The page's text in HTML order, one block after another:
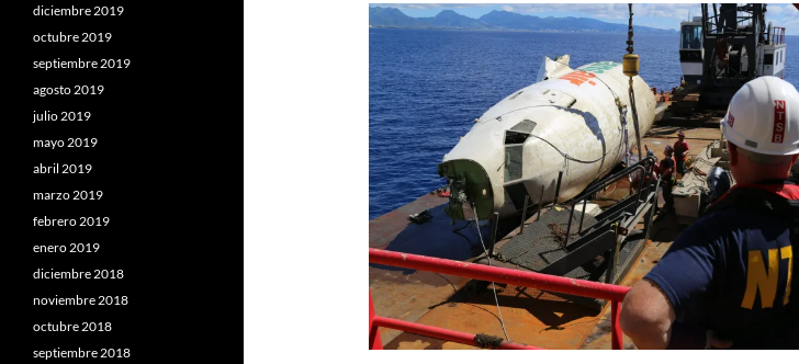
diciembre 2019
octubre 2019
septiembre 2019
agosto 2019
julio 2019
mayo 2019
abril 2019
marzo 2019
febrero 2019
enero 2019
diciembre 2018
noviembre 2018
octubre 2018
septiembre 2018